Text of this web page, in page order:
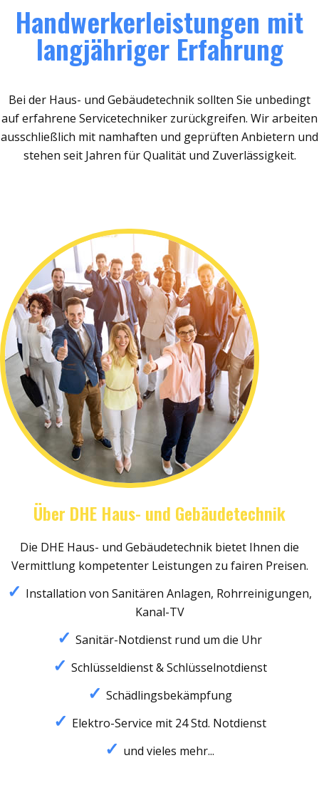
Handwerkerleistungen mit
langjähriger Erfahrung
Bei der Haus- und Gebäudetechnik sollten Sie unbedingt
auf erfahrene Servicetechniker zurückgreifen. Wir arbeiten
ausschließlich mit namhaften und geprüften Anbietern und
stehen seit Jahren für Qualität und Zuverlässigkeit.
Über DHE Haus- und Gebäudetechnik
Die DHE Haus- und Gebäudetechnik bietet Ihnen die
Vermittlung kompetenter Leistungen zu fairen Preisen.
Installation von Sanitären Anlagen, Rohrreinigungen,
Kanal-TV
Sanitär-Notdienst rund um die Uhr
Schlüsseldienst & Schlüsselnotdienst
Schädlingsbekämpfung
Elektro-Service mit 24 Std. Notdienst
und vieles mehr...